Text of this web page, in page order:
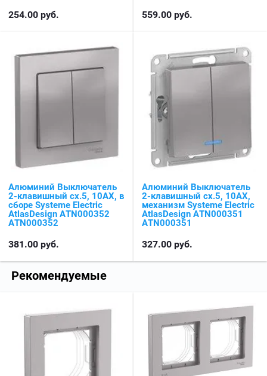
254.00 руб. 559.00 руб.
Алюминий Выключатель
2-клавишный сх.5, 10АХ, в
сборе Systeme Electric
AtlasDesign ATN000352
ATN000352
381.00 руб.
Алюминий Выключатель
2-клавишный сх.5, 10АХ,
механизм Systeme Electric
AtlasDesign ATN000351
ATN000351
327.00 руб.
Рекомендуемые